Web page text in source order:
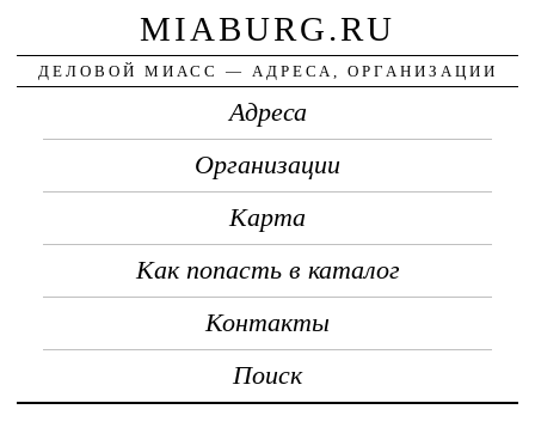
MIABURG.RU
ДЕЛОВОЙ МИАСС — АДРЕСА, ОРГАНИЗАЦИИ
Адреса
Организации
Карта
Как попасть в каталог
Контакты
Поиск